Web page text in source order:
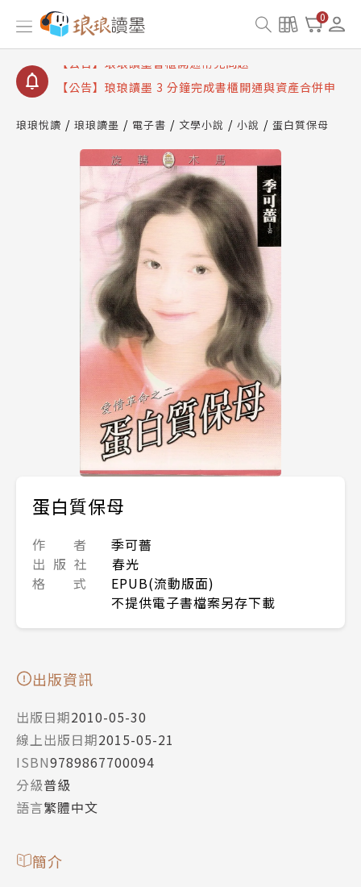
0
【公告】琅琅讀墨數位閱讀資產合併與書櫃開通申請
【公告】琅琅讀墨書櫃開通常見問題
【公告】琅琅讀墨 3 分鐘完成書櫃開通與資產合併申
請圖文教學
查詢
【公告】琅琅讀墨數位閱讀資產合併與書櫃開通申請
琅琅悅讀 琅琅讀墨 電子書 文學小說 小說 蛋白質保母
蛋白質保母
作 者
季可薔
出 版 社
春光
格 式
EPUB(流動版面)
不提供電子書檔案另存下載
出版資訊
出版日期2010-05-30
線上出版日期2015-05-21
ISBN9789867700094
分級普級
語言繁體中文
簡介